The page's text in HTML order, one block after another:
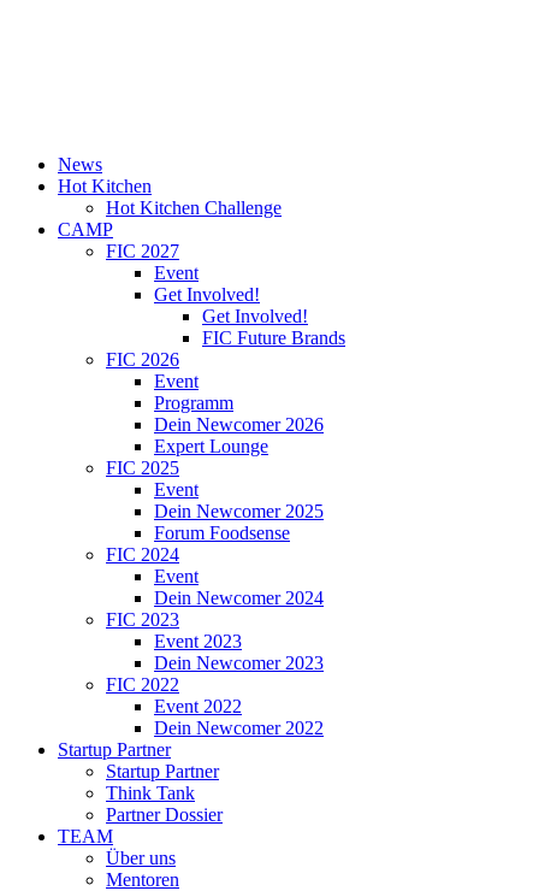
News
Hot Kitchen
Hot Kitchen Challenge
CAMP
FIC 2027
Event
Get Involved!
Get Involved!
FIC Future Brands
FIC 2026
Event
Programm
Dein Newcomer 2026
Expert Lounge
FIC 2025
Event
Dein Newcomer 2025
Forum Foodsense
FIC 2024
Event
Dein Newcomer 2024
FIC 2023
Event 2023
Dein Newcomer 2023
FIC 2022
Event 2022
Dein Newcomer 2022
Startup Partner
Startup Partner
Think Tank
Partner Dossier
TEAM
Über uns
Mentoren